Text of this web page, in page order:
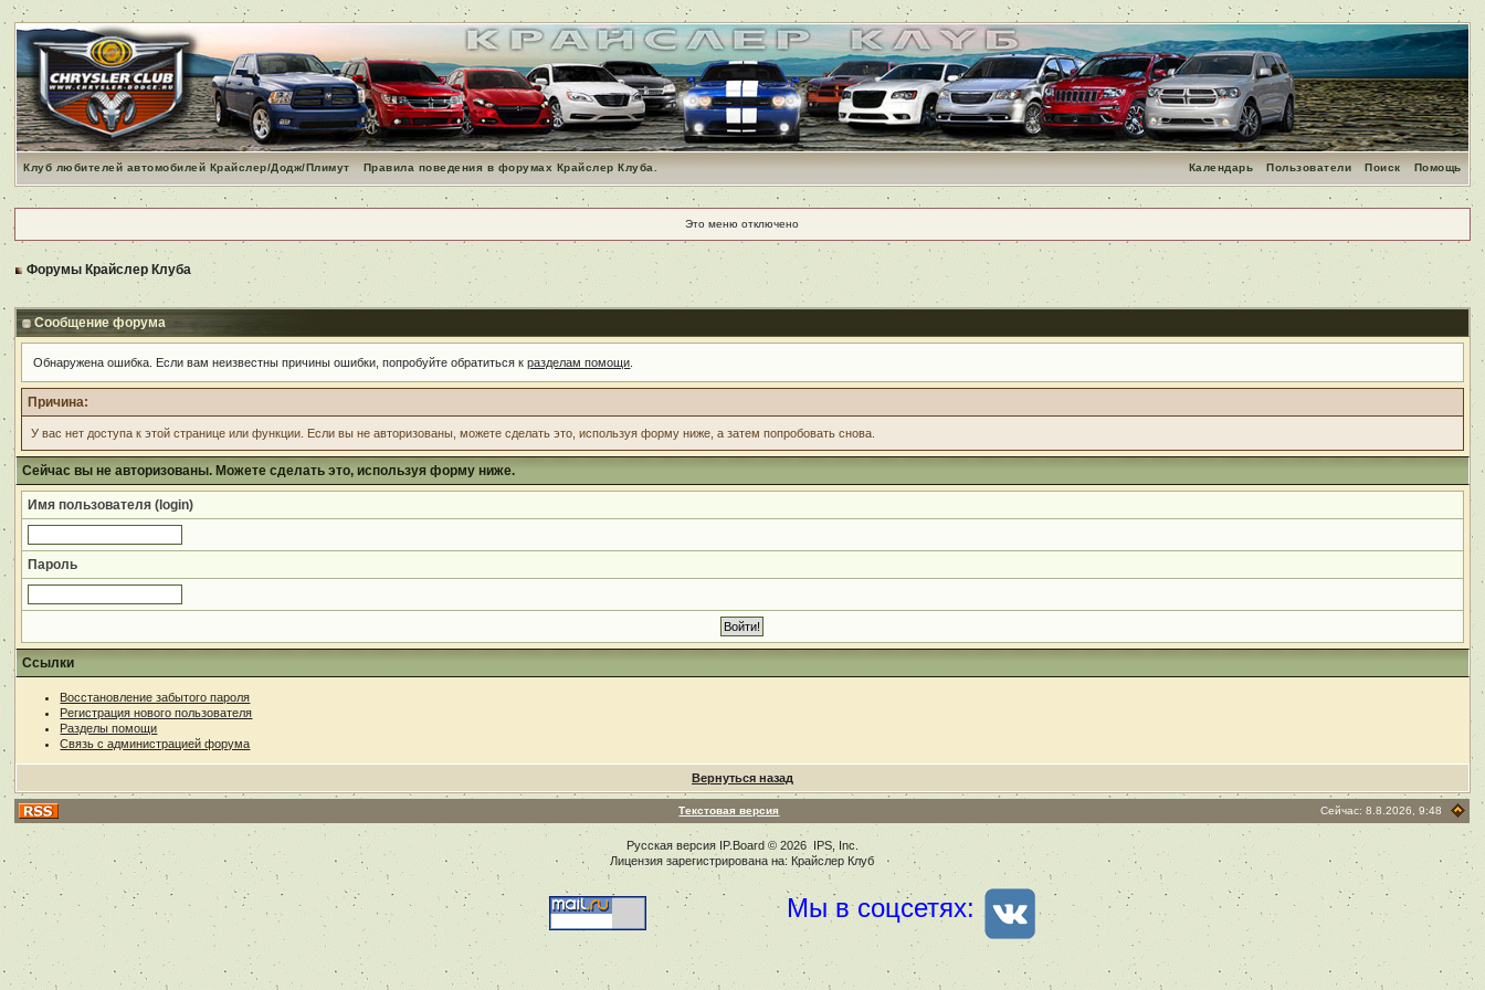
Клуб любителей автомобилей Крайслер/Додж/Плимут Правила поведения в форумах Крайслер Клуба. Помощь
Поиск
Пользователи
Календарь
Это меню отключено
Форумы Крайслер Клуба
Сообщение форума
Обнаружена ошибка. Если вам неизвестны причины ошибки, попробуйте обратиться кразделам помощи
Причина:
У вас нет доступа к этой странице или функции. Если вы не авторизованы, можете сделать это, используя форму ниже, а затем попробовать снова.
Сейчас вы не авторизованы. Можете сделать это, используя форму ниже.
Имя пользователя (login)
Пароль
Ссылки
Восстановление забытого пароля
Регистрация нового пользователя
Разделы помощи
Связь с администрацией форума
Вернуться назад
Текстовая версия Сейчас: 8.8.2026, 9:48
Русская версия IP.Board© 2026IPS, Inc
Лицензия зарегистрирована на: Крайслер Клуб
Мы в соцсетях: